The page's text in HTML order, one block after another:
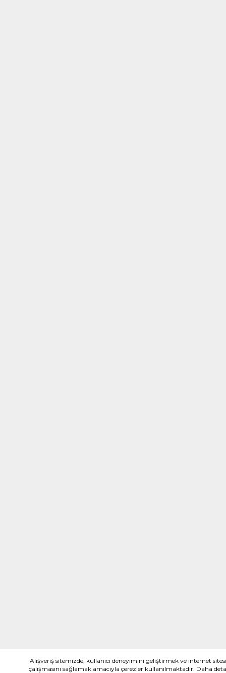
Alışveriş sitemizde, kullanıcı deneyimini geliştirmek ve internet
çalışmasını sağlamak amacıyla çerezler kullanılmaktadır. Daha